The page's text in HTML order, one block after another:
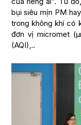
bụi siêu mịn PM
trong không khí có
đơn vị micromet
(AQI),..